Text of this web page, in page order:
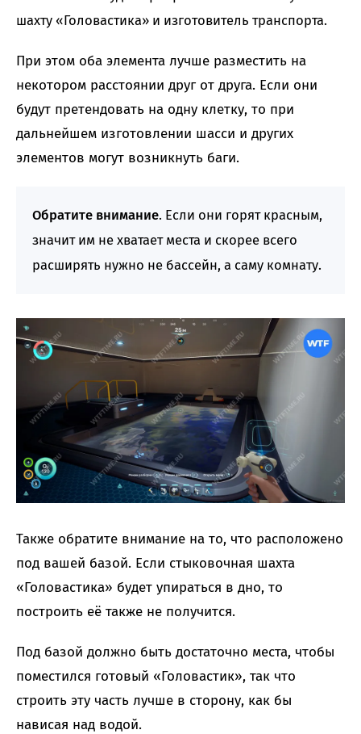
шахту «Головастика» и изготовитель транспорта.
При этом оба элемента лучше разместить на
некотором расстоянии друг от друга. Если они
будут претендовать на одну клетку, то при
дальнейшем изготовлении шасси и других
элементов могут возникнуть баги.
Обратите внимание. Если они горят красным,
значит им не хватает места и скорее всего
расширять нужно не бассейн, а саму комнату.
Также обратите внимание на то, что расположено
под вашей базой. Если стыковочная шахта
«Головастика» будет упираться в дно, то
построить её также не получится.
Под базой должно быть достаточно места, чтобы
поместился готовый «Головастик», так что
строить эту часть лучше в сторону, как бы
нависая над водой.